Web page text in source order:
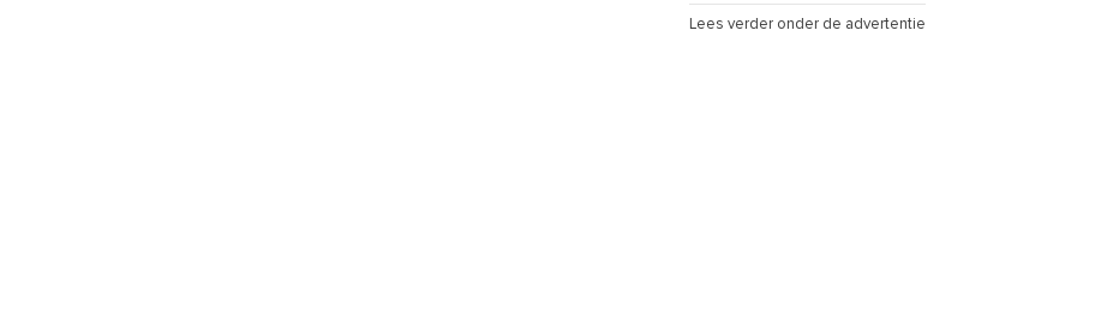
Lees verder onder de advertentie